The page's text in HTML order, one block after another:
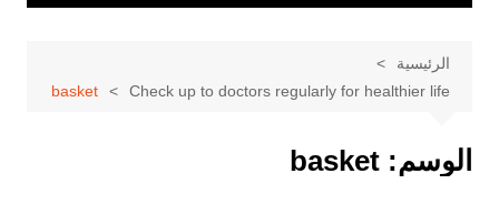
الرئيسية
Check up to doctors regularly for healthier life
basket
الوسم: basket